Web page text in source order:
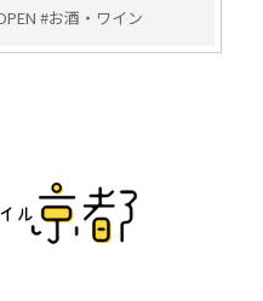
#お酒・ワイン